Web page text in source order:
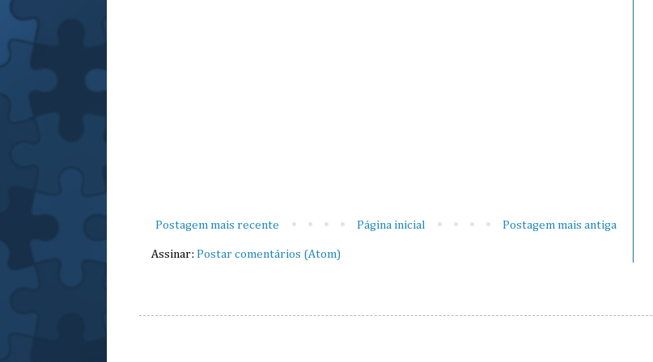
Postagem mais recente Postagem mais antiga
Página inicial
Assinar: Postar comentários (Atom)